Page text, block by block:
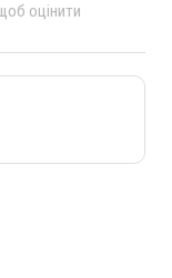
оцінити